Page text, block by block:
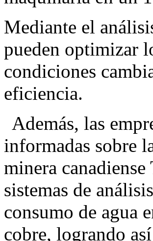
Mediante el
pueden optimizar
condiciones
eficiencia.
Además, las
informadas sobre
minera
sistemas de
consumo de agua
cobre, logrando